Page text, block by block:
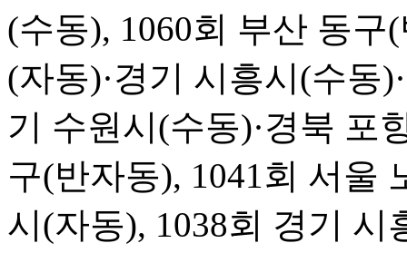
(수동), 1060회 부산 동구
(자동)·경기 시흥시(수동
기 수원시(수동)·경북 포
구(반자동), 1041회 서울
시(자동), 1038회 경기 시